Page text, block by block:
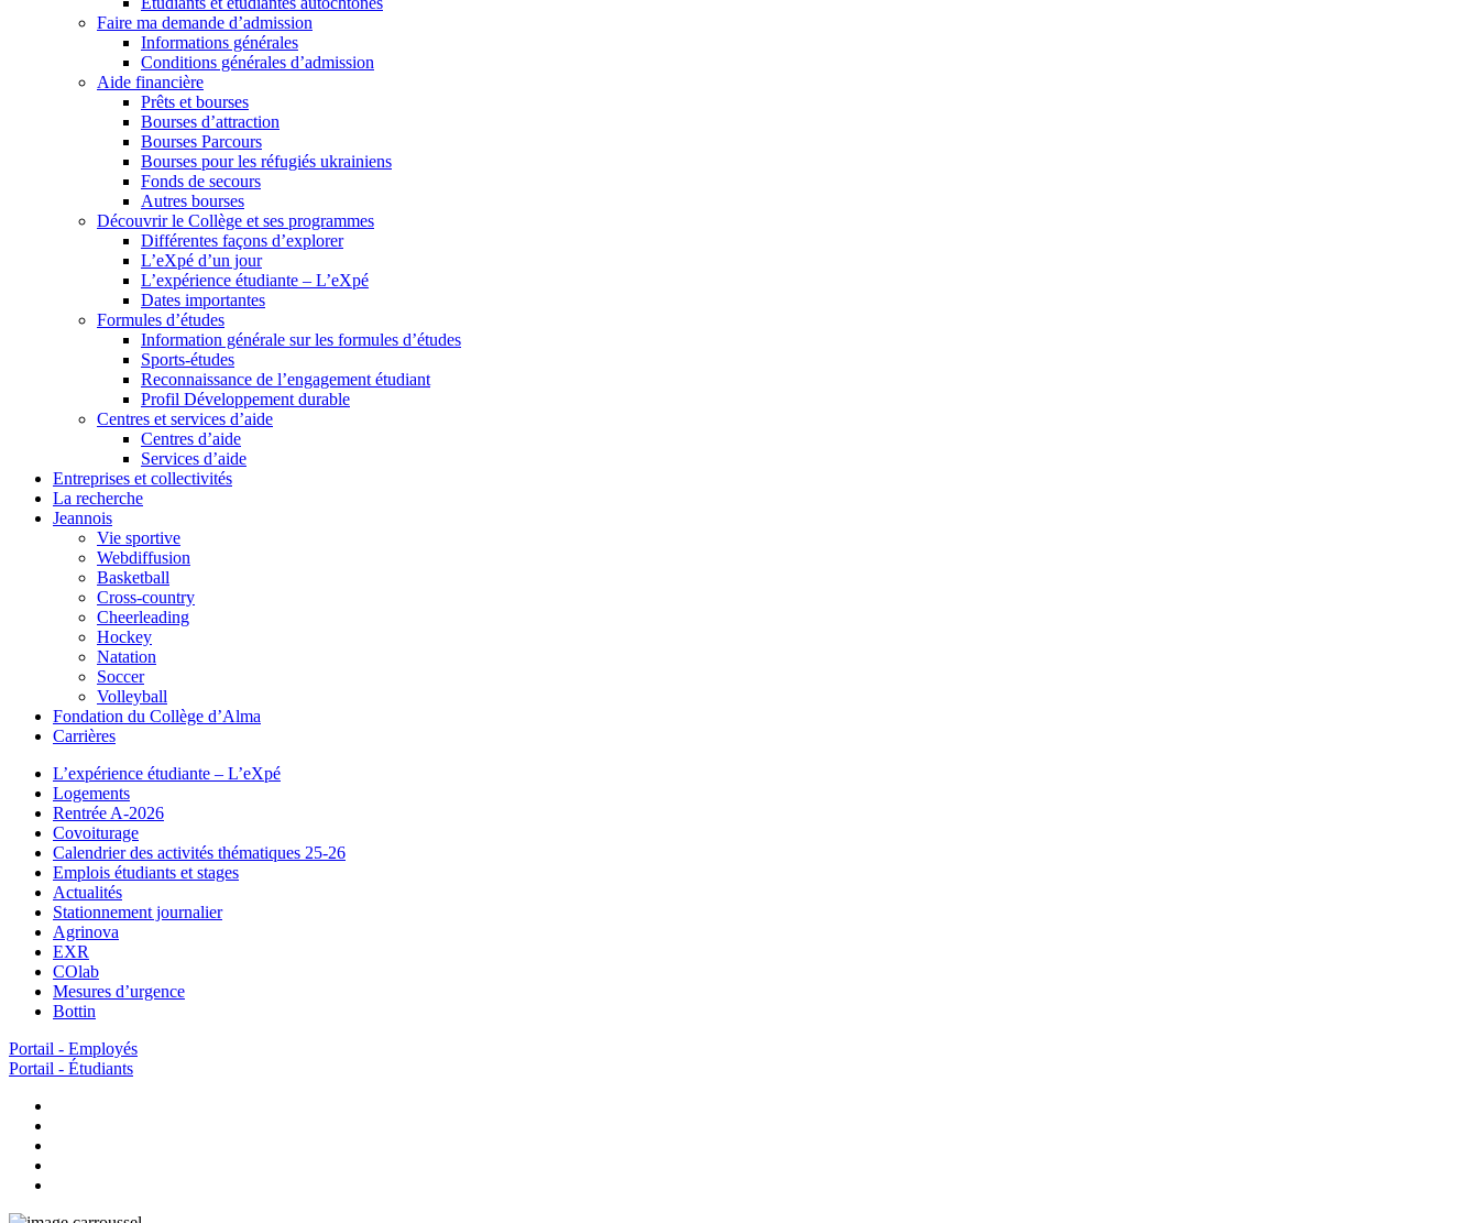
Faire ma demande d’admission
Informations générales
Conditions générales d’admission
Aide financière
Prêts et bourses
Bourses d’attraction
Bourses Parcours
Bourses pour les réfugiés ukrainiens
Fonds de secours
Autres bourses
Découvrir le Collège et ses programmes
Différentes façons d’explorer
L’eXpé d’un jour
L’expérience étudiante – L’eXpé
Dates importantes
Formules d’études
Information générale sur les formules d’études
Sports-études
Reconnaissance de l’engagement étudiant
Profil Développement durable
Centres et services d’aide
Centres d’aide
Services d’aide
Entreprises et collectivités
La recherche
Jeannois
Vie sportive
Webdiffusion
Basketball
Cross-country
Cheerleading
Hockey
Natation
Soccer
Volleyball
Fondation du Collège d’Alma
Carrières
L’expérience étudiante – L’eXpé
Logements
Rentrée A-2026
Covoiturage
Calendrier des activités thématiques 25-26
Emplois étudiants et stages
Actualités
Stationnement journalier
Agrinova
EXR
COlab
Mesures d’urgence
Bottin
Portail - Employés
Portail - Étudiants